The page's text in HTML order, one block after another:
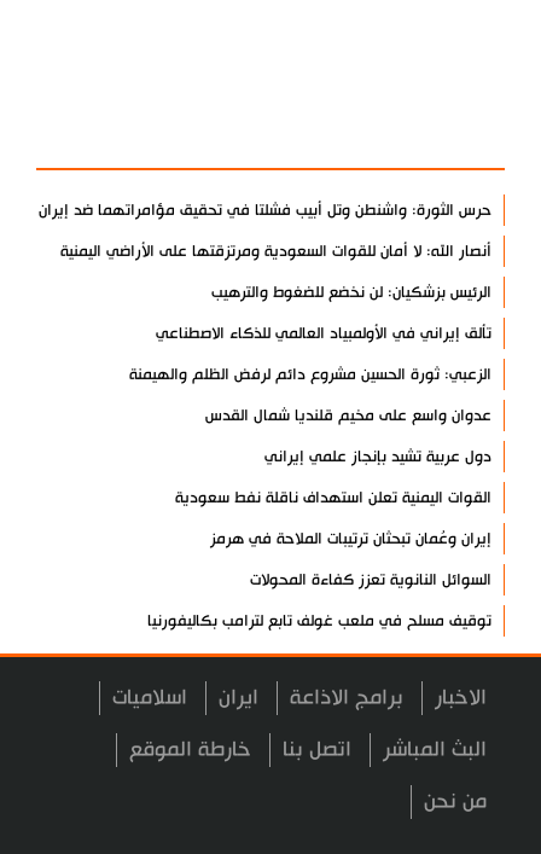
حرس الثورة: واشنطن وتل أبيب فشلتا في تحقيق مؤامراتهما ضد إيران
أنصار الله: لا أمان للقوات السعودية ومرتزقتها على الأراضي اليمنية
الرئيس بزشكيان: لن نخضع للضغوط والترهيب
تألق إيراني في الأولمبياد العالمي للذكاء الاصطناعي
الزعبي: ثورة الحسين مشروع دائم لرفض الظلم والهيمنة
عدوان واسع على مخيم قلنديا شمال القدس
دول عربية تشيد بإنجاز علمي إيراني
القوات اليمنية تعلن استهداف ناقلة نفط سعودية
إيران وعُمان تبحثان ترتيبات الملاحة في هرمز
السوائل النانوية تعزز كفاءة المحولات
توقيف مسلح في ملعب غولف تابع لترامب بكاليفورنيا
البرازيل تخفّض علاقاتها مع الأرجنتين وتندد بتصعيد أميركي
علي السيد: صمت الحكومة يضعف موقف لبنان
انخفاض حاد في مخزون الصواريخ الأمريكية
العراق يعلن نجاح خطة زيارة الأربعين
الاخبار برامج الاذاعة ايران اسلاميات
البث المباشر اتصل بنا خارطة الموقع
من نحن